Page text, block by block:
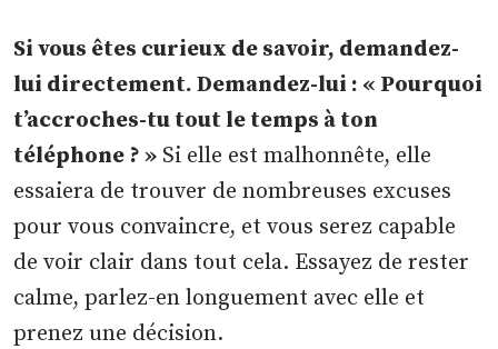
Si vous êtes curieux de savoir, demandez-
lui directement. Demandez-lui : « Pourquoi
t’accroches-tu tout le temps à ton
téléphone ? » Si elle est malhonnête, elle
essaiera de trouver de nombreuses excuses
pour vous convaincre, et vous serez capable
de voir clair dans tout cela. Essayez de rester
calme, parlez-en longuement avec elle et
prenez une décision.